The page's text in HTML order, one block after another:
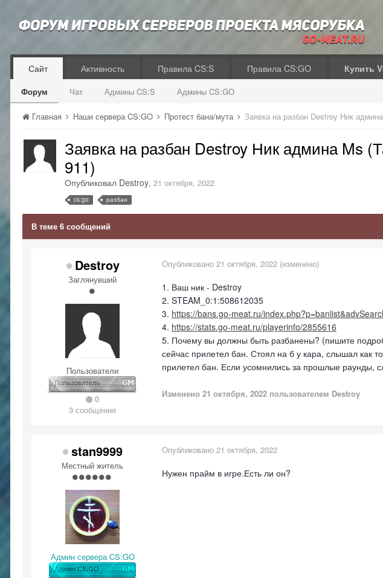
Сайт
Форум Чат Админы CS:S Админы CS:GO
Активность Правила CS:S Правила CS:GO Купить
Главная Наши сервера CS:GO Протест бана/мута Заявка на разбан Destroy Ник
Заявка на разбан Destroy Ник админа Ms
911)
Опубликовал Destroy, 21 октября, 2022
cs:go разбан
В теме 6 сообщений
Destroy
Заглянувший
Пользователи
0
3 сообщения
Опубликовано 21 октября, 2022 (изменено)
1. Ваш ник - Destroy
2. STEAM_0:1:508612035
3. https://bans.go-meat.ru/
4. https://stats.go-meat.ru/playerinfo/2855616
5. Почему вы должны быть разбанены? (пишите
сейчас прилетел бан. Стоял на б у кара, слышал как
прилетел бан. Если усомнились за прошлые раунды,
Изменено 21 октября, 2022 пользователем Destroy
stan9999
Местный житель
Админ сервера CS:GO
Опубликовано 21 октября, 2022
Нужен прайм в игре.Есть ли он?